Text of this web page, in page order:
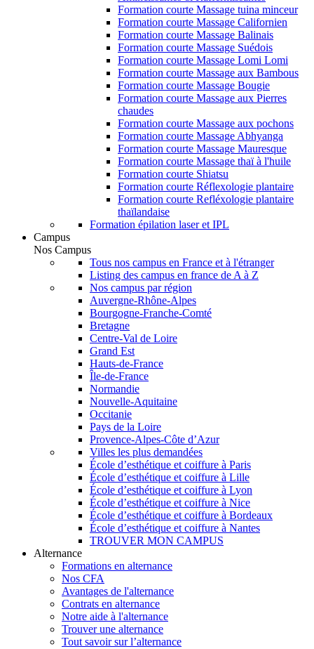
Formation courte Massage tuina minceur
Formation courte Massage Californien
Formation courte Massage Balinais
Formation courte Massage Suédois
Formation courte Massage Lomi Lomi
Formation courte Massage aux Bambous
Formation courte Massage Bougie
Formation courte Massage aux Pierres
chaudes
Formation courte Massage aux pochons
Formation courte Massage Abhyanga
Formation courte Massage Mauresque
Formation courte Massage thaï à l'huile
Formation courte Shiatsu
Formation courte Réflexologie plantaire
Formation courte Refléxologie plantaire
thaïlandaise
Formation épilation laser et IPL
Campus
Nos Campus
Tous nos campus en France et à l'étranger
Listing des campus en france de A à Z
Nos campus par région
Auvergne-Rhône-Alpes
Bourgogne-Franche-Comté
Bretagne
Centre-Val de Loire
Grand Est
Hauts-de-France
Île-de-France
Normandie
Nouvelle-Aquitaine
Occitanie
Pays de la Loire
Provence-Alpes-Côte d’Azur
Villes les plus demandées
École d’esthétique et coiffure à Paris
École d’esthétique et coiffure à Lille
École d’esthétique et coiffure à Lyon
École d’esthétique et coiffure à Nice
École d’esthétique et coiffure à Bordeaux
École d’esthétique et coiffure à Nantes
TROUVER MON CAMPUS
Alternance
Formations en alternance
Nos CFA
Avantages de l'alternance
Contrats en alternance
Notre aide à l'alternance
Trouver une alternance
Tout savoir sur l’alternance